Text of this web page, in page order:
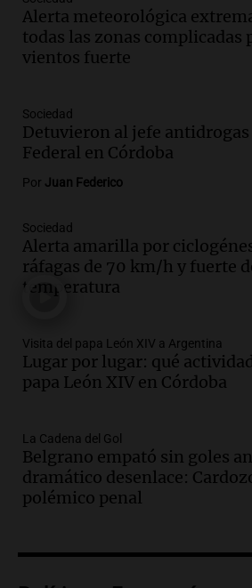
clave en el Senado en
y ajustes económicos
Noticias
Audio.
Argentina y otros temas
marcan la actualidad
Episodios
delincuentes persiguen y
motociclista para robarle
Panorama Federal
Episodios
disminuye un 0,69% en
Mercado Norte
Panorama Federal
Audio. Asamblea de
marchará en San Luis
ley de tierras este jueves
Panorama Federal
Episodios
gravemente quemado
Alerta meteorológica
todas las zonas complicadas
vientos fuerte
Sociedad
Detuvieron al jefe antidrogas
Federal en Córdoba
Por Juan Federico
Sociedad
Alerta amarilla por
ráfagas de 70 km/h y fuerte
temperatura
Visita del papa León XIV a Argentina
Lugar por lugar: qué
papa León XIV en Córdoba
La Cadena del Gol
Belgrano empató sin goles
dramático desenlace:
polémico penal